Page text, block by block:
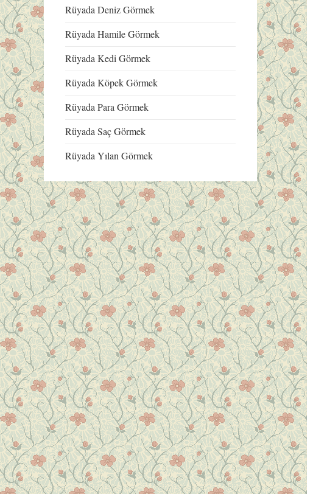
Rüyada Deniz Görmek
Rüyada Hamile Görmek
Rüyada Kedi Görmek
Rüyada Köpek Görmek
Rüyada Para Görmek
Rüyada Saç Görmek
Rüyada Yılan Görmek